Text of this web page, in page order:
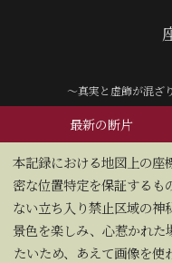
～真実と虚飾が混ざ
最新の断片
本記録における地図上の座
密な位置特定を保証するも
ない立ち入り禁止区域の神
景色を楽しみ、心惹かれた
たいため、あえて画像を使